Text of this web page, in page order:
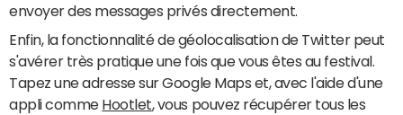
envoyer des messages privés directement.
Enfin, la fonctionnalité de géolocalisation de Twitter peut
s'avérer très pratique une fois que vous êtes au festival.
Tapez une adresse sur Google Maps et, avec l'aide d'une
appli comme Hootlet, vous pouvez récupérer tous les